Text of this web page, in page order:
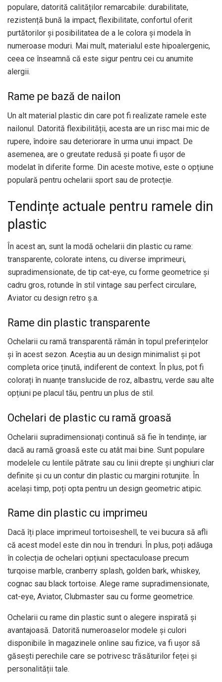
populare, datorită calităților remarcabile: durabilitate,
rezistență bună la impact, flexibilitate, confortul oferit
purtătorilor și posibilitatea de a le colora și modela în
numeroase moduri. Mai mult, materialul este hipoalergenic,
ceea ce înseamnă că este sigur pentru cei cu anumite
alergii.
Rame pe bază de nailon
Un alt material plastic din care pot fi realizate ramele este
nailonul. Datorită flexibilității, acesta are un risc mai mic de
rupere, îndoire sau deteriorare în urma unui impact. De
asemenea, are o greutate redusă și poate fi ușor de
modelat în diferite forme. Din aceste motive, este o opțiune
populară pentru ochelarii sport sau de protecție.
Tendințe actuale pentru ramele din
plastic
În acest an, sunt la modă ochelarii din plastic cu rame:
transparente, colorate intens, cu diverse imprimeuri,
supradimensionate, de tip cat-eye, cu forme geometrice și
cadru gros, rotunde în stil vintage sau perfect circulare,
Aviator cu design retro ș.a.
Rame din plastic transparente
Ochelarii cu ramă transparentă rămân în topul preferințelor
și în acest sezon. Aceștia au un design minimalist și pot
completa orice ținută, indiferent de context. În plus, pot fi
colorați în nuanțe translucide de roz, albastru, verde sau alte
opțiuni pe placul tău, pentru un plus de stil.
Ochelari de plastic cu ramă groasă
Ochelarii supradimensionați continuă să fie în tendințe, iar
dacă au ramă groasă este cu atât mai bine. Sunt populare
modelele cu lentile pătrate sau cu linii drepte și unghiuri clar
definite și cu un contur din plastic cu margini rotunjite. În
același timp, poți opta pentru un design geometric atipic.
Rame din plastic cu imprimeu
Dacă îți place imprimeul tortoiseshell, te vei bucura să afli
că acest model este din nou în trenduri. În plus, poți adăuga
în colecția de ochelari opțiuni spectaculoase precum
turqoise marble, cranberry splash, golden bark, whiskey,
cognac sau black tortoise. Alege rame supradimensionate,
cat-eye, Aviator, Clubmaster sau cu forme geometrice.
Ochelarii cu rame din plastic sunt o alegere inspirată și
avantajoasă. Datorită numeroaselor modele și culori
disponibile în magazinele online sau fizice, va fi ușor să
găsești perechile care se potrivesc trăsăturilor feței și
personalității tale.